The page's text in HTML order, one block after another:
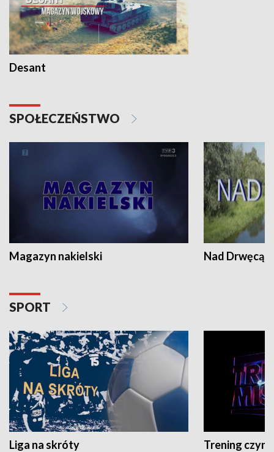
Desant
SPOŁECZEŃSTWO
Magazyn nakielski Nad Drwęcą
SPORT
Liga na skróty Trening czyni